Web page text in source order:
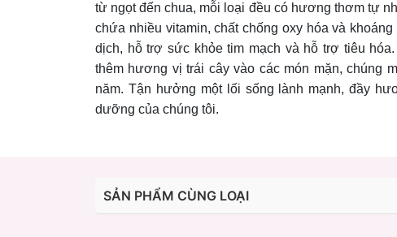
từ ngọt đến chua, mỗi loại đều có hương thơm tự
chứa nhiều vitamin, chất chống oxy hóa và
dịch, hỗ trợ sức khỏe tim mạch và hỗ trợ tiêu
thêm hương vị trái cây vào các món mặn, chúng
năm. Tận hưởng một lối sống lành mạnh, đầy
dưỡng của chúng tôi.
SẢN PHẨM CÙNG LOẠI